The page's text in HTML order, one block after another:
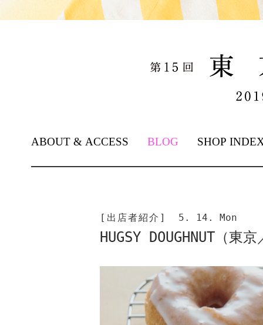
ABOUT & ACCESS BLOG SHOP
[出店者紹介] 5. 14. Mon
HUGSY DOUGHNUT（東